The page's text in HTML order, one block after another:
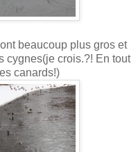
beaucoup plus gros et
cygnes(je crois.?! En tout
canards!)